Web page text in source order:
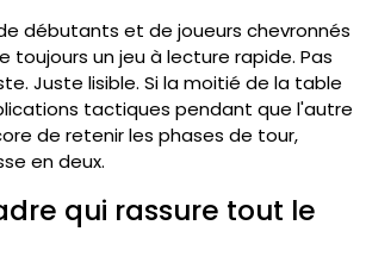
débutants et de joueurs chevronnés
toujours un jeu à lecture rapide. Pas
Juste lisible. Si la moitié de la table
tactiques pendant que l'autre
de retenir les phases de tour,
en deux.
qui rassure tout le